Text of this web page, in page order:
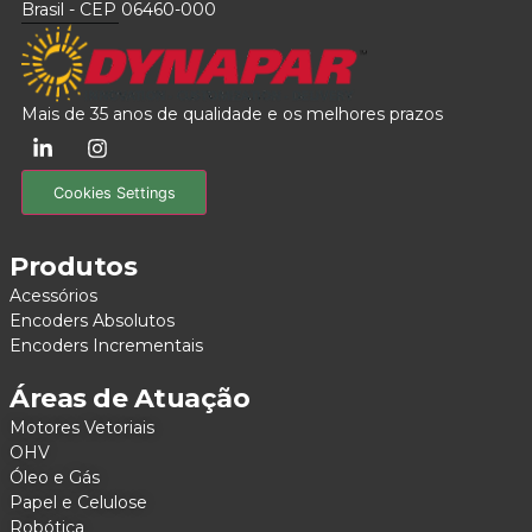
Brasil - CEP 06460-000
Mais de 35 anos de qualidade e os melhores prazos
Cookies Settings
Produtos
Acessórios
Encoders Absolutos
Encoders Incrementais
Áreas de Atuação
Motores Vetoriais
OHV
Óleo e Gás
Papel e Celulose
Robótica